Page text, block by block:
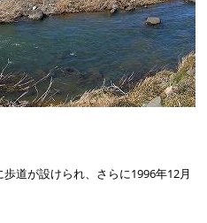
道が設けられ、さらに1996年12月